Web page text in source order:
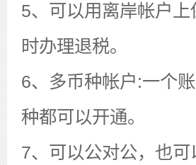
5、可以用离岸帐户
时办理退税。
6、多币种帐户:一个
种都可以开通。
7、可以公对公，也可